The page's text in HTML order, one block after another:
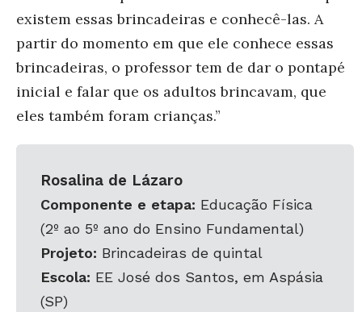
existem essas brincadeiras e conhecê-las. A
partir do momento em que ele conhece essas
brincadeiras, o professor tem de dar o pontapé
inicial e falar que os adultos brincavam, que
eles também foram crianças.”
Rosalina de Lázaro
Componente e etapa: Educação Física
(2º ao 5º ano do Ensino Fundamental)
Projeto: Brincadeiras de quintal
Escola: EE José dos Santos, em Aspásia
(SP)